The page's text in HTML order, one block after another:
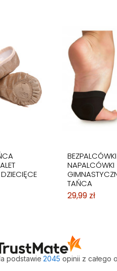
BEZPALCÓWKI
NAPALCÓWKI
TAŃCA
29,99 zł
podstawie 2045 opinii z całego